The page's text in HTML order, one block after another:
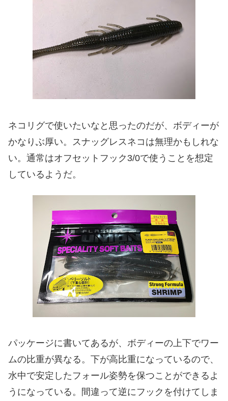
ネコリグで使いたいなと思ったのだが、ボディーが
かなりぶ厚い。スナッグレスネコは無理かもしれな
い。通常はオフセットフック3/0で使うことを想定
しているようだ。
パッケージに書いてあるが、ボディーの上下でワー
ムの比重が異なる。下が高比重になっているので、
水中で安定したフォール姿勢を保つことができるよ
うになっている。間違って逆にフックを付けてしま